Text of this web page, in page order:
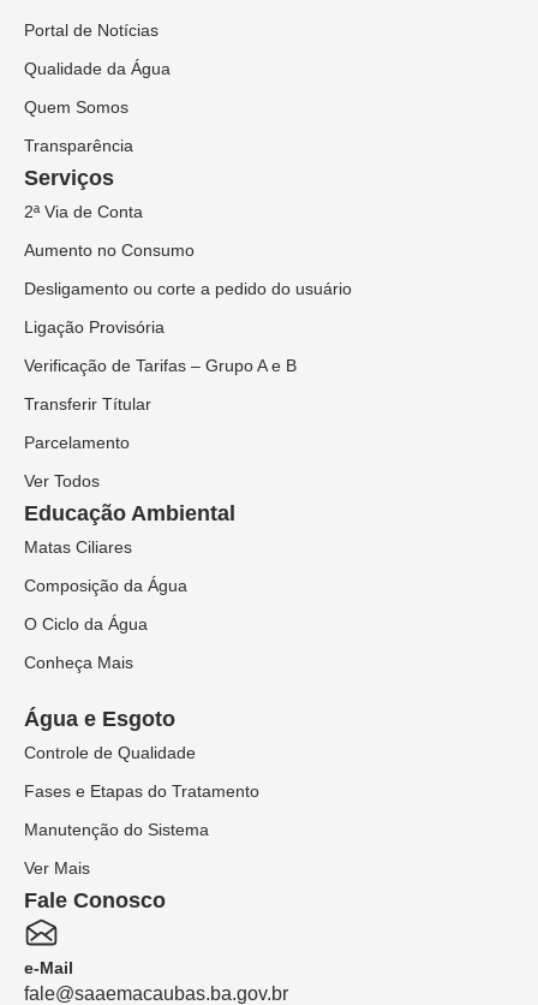
Portal de Notícias
Qualidade da Água
Quem Somos
Transparência
Serviços
2ª Via de Conta
Aumento no Consumo
Desligamento ou corte a pedido do usuário
Ligação Provisória
Verificação de Tarifas – Grupo A e B
Transferir Títular
Parcelamento
Ver Todos
Educação Ambiental
Matas Ciliares
Composição da Água
O Ciclo da Água
Conheça Mais
Água e Esgoto
Controle de Qualidade
Fases e Etapas do Tratamento
Manutenção do Sistema
Ver Mais
Fale Conosco
e-Mail
fale@saaemacaubas.ba.gov.br